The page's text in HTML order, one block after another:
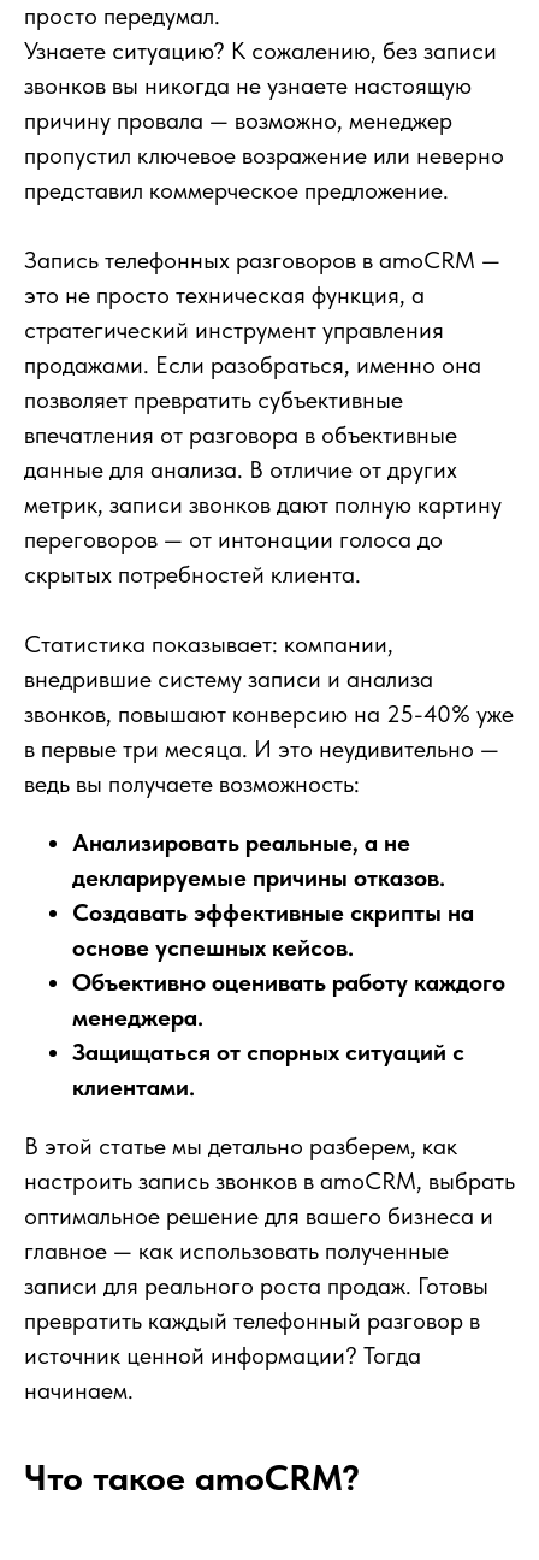
просто передумал.
Узнаете ситуацию? К сожалению, без записи
звонков вы никогда не узнаете настоящую
причину провала — возможно, менеджер
пропустил ключевое возражение или неверно
представил коммерческое предложение.
Запись телефонных разговоров в amoCRM —
это не просто техническая функция, а
стратегический инструмент управления
продажами. Если разобраться, именно она
позволяет превратить субъективные
впечатления от разговора в объективные
данные для анализа. В отличие от других
метрик, записи звонков дают полную картину
переговоров — от интонации голоса до
скрытых потребностей клиента.
Статистика показывает: компании,
внедрившие систему записи и анализа
звонков, повышают конверсию на 25-40% уже
в первые три месяца. И это неудивительно —
ведь вы получаете возможность:
Анализировать реальные, а не
декларируемые причины отказов.
Создавать эффективные скрипты на
основе успешных кейсов.
Объективно оценивать работу каждого
менеджера.
Защищаться от спорных ситуаций с
клиентами.
В этой статье мы детально разберем, как
настроить запись звонков в amoCRM, выбрать
оптимальное решение для вашего бизнеса и
главное — как использовать полученные
записи для реального роста продаж. Готовы
превратить каждый телефонный разговор в
источник ценной информации? Тогда
начинаем.
Что такое amoCRM?